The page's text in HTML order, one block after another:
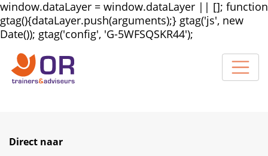
window.dataLayer = window.dataLayer || []; function
gtag(){dataLayer.push(arguments);} gtag('js', new
Date()); gtag('config', 'G-5WFSQSKR44');
Direct naar